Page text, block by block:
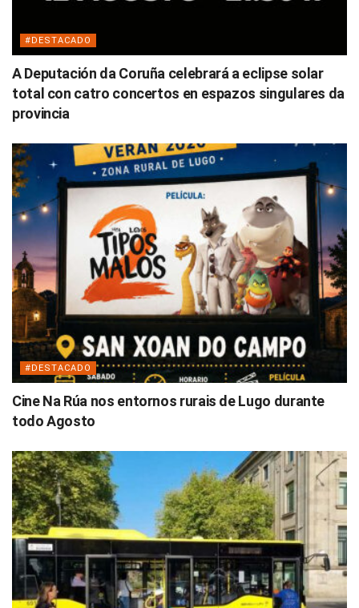
#DESTACADO
A Deputación da Coruña celebrará a eclipse solar
total con catro concertos en espazos singulares da
provincia
#DESTACADO
Cine Na Rúa nos entornos rurais de Lugo durante
todo Agosto